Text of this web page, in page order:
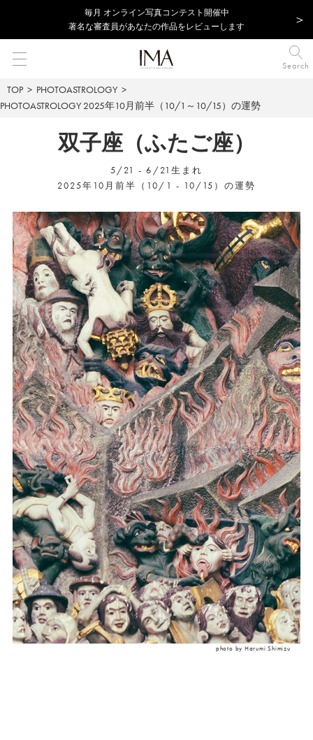
毎⽉ オンライン写真コンテスト開催中
著名な審査員があなたの作品をレビューします
Search
TOP
PHOTOASTROLOGY
PHOTOASTROLOGY 2025年10月前半（10/1～10/15）の運勢
双子座（ふたご座）
5/21 - 6/21生まれ
2025年10月前半（10/1 - 10/15）の運勢
photo by Harumi Shimizu